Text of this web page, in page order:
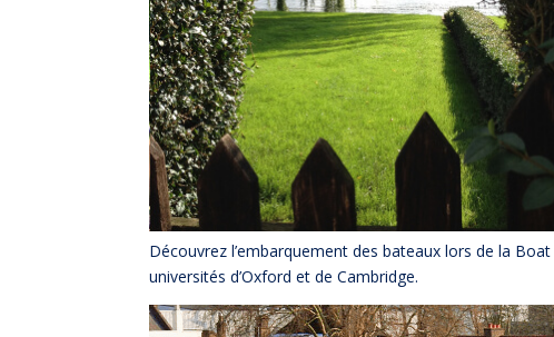
Découvrez l’embarquement des bateaux lors de la
universités d’Oxford et de Cambridge.